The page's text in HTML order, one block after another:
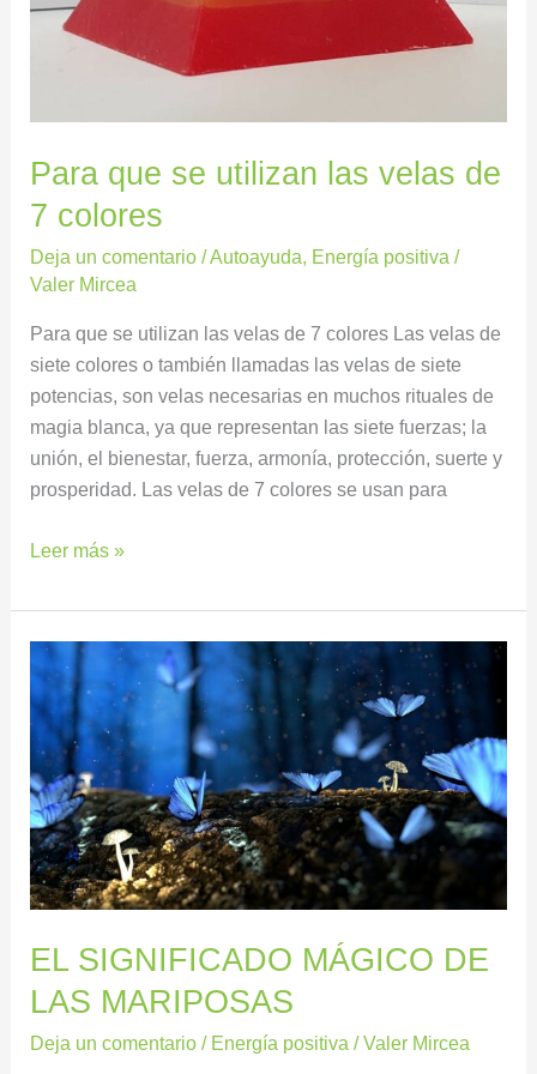
Para que se utilizan las velas de
7 colores
Deja un comentario /Autoayuda Energía positiva /
Valer Mircea
Para que se utilizan las velas de 7 colores Las velas de
siete colores o también llamadas las velas de siete
potencias, son velas necesarias en muchos rituales de
magia blanca, ya que representan las siete fuerzas; la
unión, el bienestar, fuerza, armonía, protección, suerte y
prosperidad. Las velas de 7 colores se usan para
Leer más »
EL SIGNIFICADO MÁGICO DE
LAS MARIPOSAS
Deja un comentario / Energía positiva /Valer Mircea
EL
SIGNIFICADO
MÁGICO
DE
LAS
MARIPOSAS